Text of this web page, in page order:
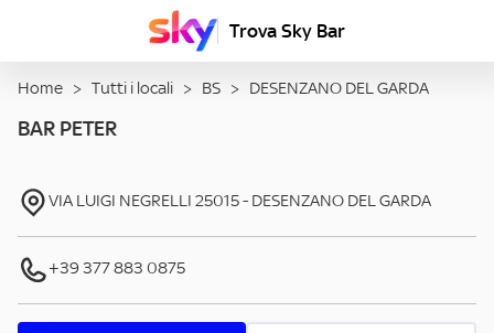
Trova Sky Bar
Home > Tutti i locali > BS > DESENZANO DEL GARDA
BAR PETER
VIA LUIGI NEGRELLI 25015- DESENZANO DEL GARDA
+39 377 883 0875